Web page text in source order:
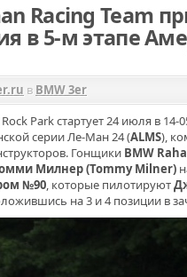
Racing Team
в 5-м этапе
в BMW 3er
Park стартует 24 июля в
серии Ле-Ман 24 (ALMS),
Гонщики BMW
Милнер (Tommy Milner)
№90, которые пилотируют
на 3 и 4 позиции в